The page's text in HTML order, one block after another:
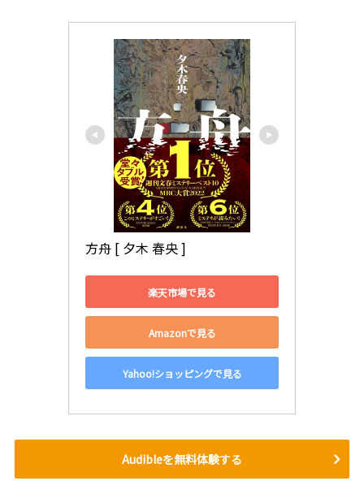
方舟 [ 夕木 春央 ]
楽天市場で見る
Amazonで見る
Yahoo!ショッピングで見る
Audibleを無料体験する